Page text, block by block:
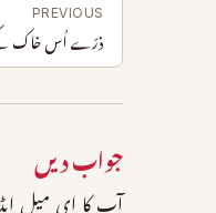
PREVIOUS
ذرّے اُس خاک
جواب دیں
آپ کا ای میل